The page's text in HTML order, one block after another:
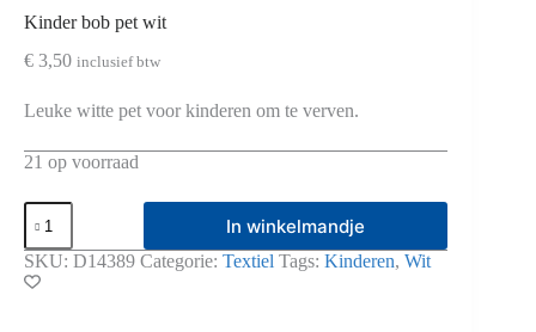
Kinder bob pet wit
€ 3,50 inclusief btw
Leuke witte pet voor kinderen om te verven.
21 op voorraad
Kinder
bob
pet
wit
aantal
In winkelmandje
SKU: D14389 Categorie: Textiel Tags: Kinderen, Wit